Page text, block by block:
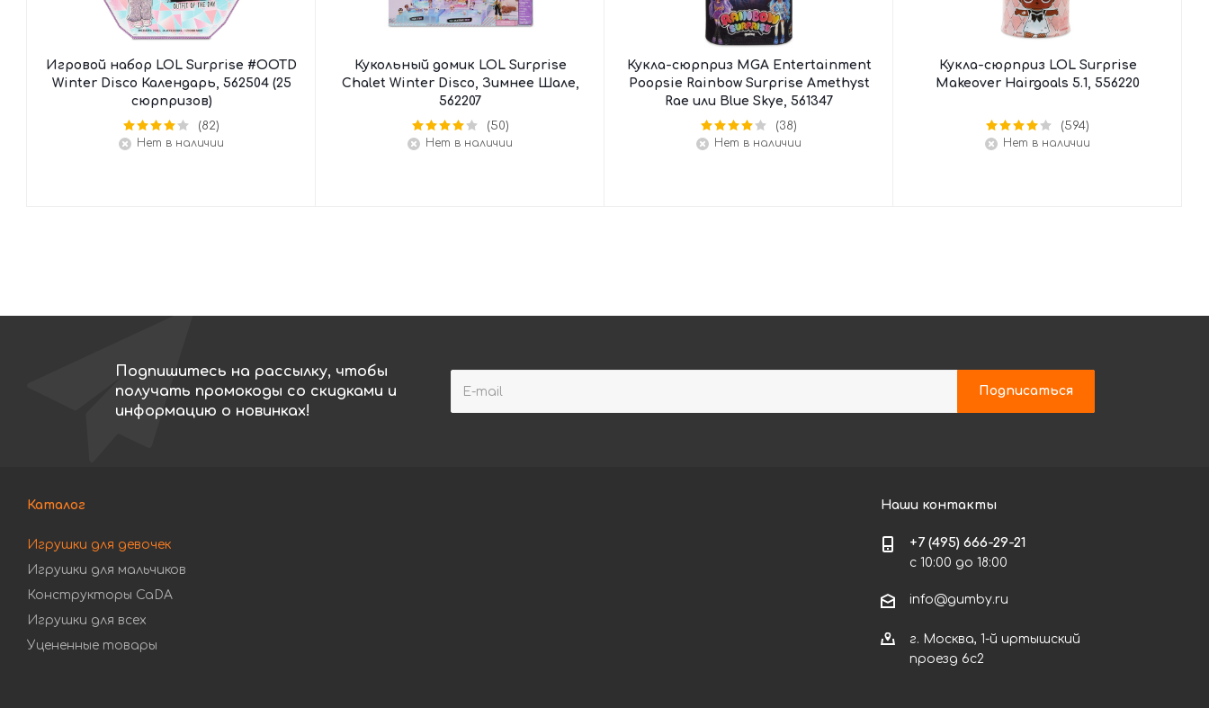
Игровой набор LOL Surprise #OOTD
Winter Disco Календарь, 562504 (25
сюрпризов)
(82)
Нет в наличии
Кукольный домик LOL Surprise
Chalet Winter Disco, Зимнее Шале,
562207
(50)
Нет в наличии
Кукла-сюрприз MGA Entertainment
Poopsie Rainbow Surprise Amethyst
Rae или Blue Skye, 561347
(38)
Нет в наличии
Кукла-сюрприз LOL Surprise
Makeover Hairgoals 5.1, 556220
(594)
Нет в наличии
Подпишитесь на рассылку, чтобы
получать промокоды со скидками и
информацию о новинках!
Каталог
Игрушки для девочек
Игрушки для мальчиков
Конструкторы CaDA
Игрушки для всех
Уцененные товары
Наши контакты
+7 (495) 666-29-21
с 10:00 до 18:00
info@gumby.ru
г. Москва, 1-й иртышский
проезд 6с2